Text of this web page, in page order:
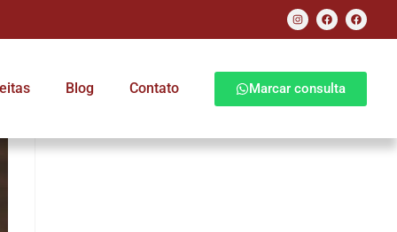
Blog Contato Marcar consulta